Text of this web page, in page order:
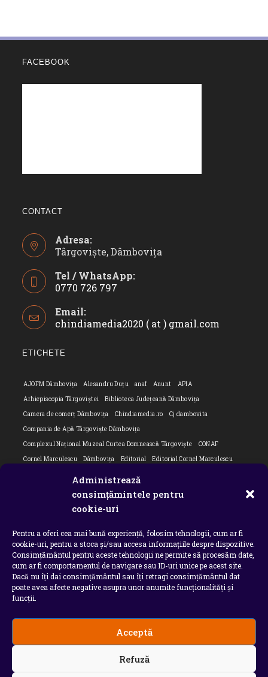
Administrează
consimțămintele pentru
cookie-uri
Pentru a oferi cea mai bună experiență, folosim tehnologii, cum ar fi
cookie-uri, pentru a stoca și/sau accesa informațiile despre dispozitive.
Consimțământul pentru aceste tehnologii ne permite să procesăm date,
cum ar fi comportamentul de navigare sau ID-uri unice pe acest site.
Dacă nu îți dai consimțământul sau îți retragi consimțământul dat
poate avea afecte negative asupra unor anumite funcționalități și
funcții.
Acceptă
Refuză
FACEBOOK
CONTACT
Adresa:
Târgoviște, Dâmbovița
Tel / WhatsApp:
0770 726 797
in
your
Email:
chindiamedia2020 ( at ) gmail.com
ETICHETE
AJOFM Dâmbovița Alesandru Duțu anaf Anunt
APIA
Arhiepiscopia Târgoviștei
Biblioteca Județeană Dâmbovița
Camera de comerț Dâmbovița
Chindiamedia.ro
Cj dambovita
Compania de Apă Târgoviște Dâmbovița
Complexul Național Muzeal Curtea Domnească Târgoviște
CONAF
Cornel Marculescu
Dâmbovița Editorial
Editorial Cornel Marculescu
ipj dambovita
Isu dambovita Basarab I Dambovita
Ministerul Educației
ministerul sanatatii Nu-ți uita istoria
Oana Filip
Prefectura dambovita
Primaria Dragodana
Primaria Lucieni
primaria Răzvad
Primaria Ulmi primăria Târgoviște
PSD Dambovita
psiholog
Serial Situatia Covid 19 Dambovita
Situație Covid-19
Universitatea Valahia
Copyright 2026 - Chindia Media
Utilizatorii pot descarca si tipari continut de pe acest